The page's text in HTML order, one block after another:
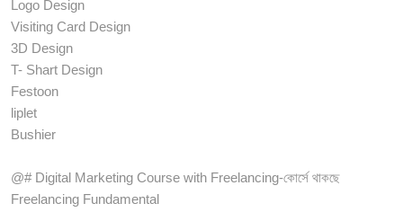
Logo Design
Visiting Card Design
3D Design
T- Shart Design
Festoon
liplet
Bushier
@# Digital Marketing Course with Freelancing-কোর্সে থাকছে
Freelancing Fundamental